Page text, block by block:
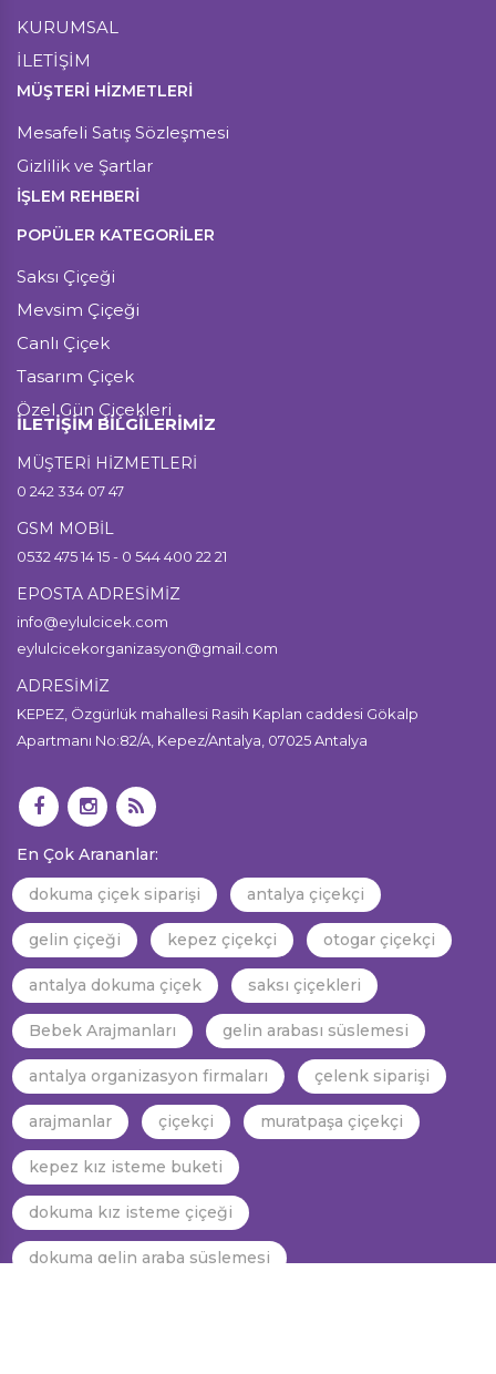
KURUMSAL
İLETİŞİM
MÜŞTERI HIZMETLERI
Mesafeli Satış Sözleşmesi
Gizlilik ve Şartlar
İŞLEM REHBERİ
POPÜLER KATEGORİLER
Saksı Çiçeği
Mevsim Çiçeği
Canlı Çiçek
Tasarım Çiçek
Özel Gün Çiçekleri
İLETİŞİM BİLGİLERİMİZ
MÜŞTERİ HİZMETLERİ
0 242 334 07 47
GSM MOBİL
0532 475 14 15 - 0 544 400 22 21
EPOSTA ADRESİMİZ
info@eylulcicek.com
eylulcicekorganizasyon@gmail.com
ADRESİMİZ
KEPEZ, Özgürlük mahallesi Rasih Kaplan caddesi Gökalp
Apartmanı No:82/A, Kepez/Antalya, 07025 Antalya
En Çok Arananlar:
dokuma çiçek siparişi
antalya çiçekçi
gelin çiçeği kepez çiçekçi otogar çiçekçi
antalya dokuma çiçek saksı çiçekleri
Bebek Arajmanları gelin arabası süslemesi
antalya organizasyon firmaları çelenk siparişi
arajmanlar çiçekçi muratpaşa çiçekçi
kepez kız isteme buketi
dokuma kız isteme çiçeği
dokuma gelin araba süslemesi